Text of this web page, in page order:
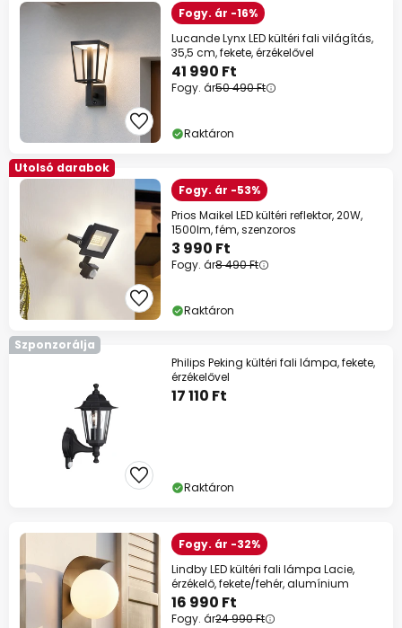
Fogy. ár -16%
Lucande Lynx LED kültéri fali világítás,
35,5 cm, fekete, érzékelővel
41 990 Ft
Fogy. ár50 490 Ft
Raktáron
Utolsó darabok
Fogy. ár -53%
Prios Maikel LED kültéri reflektor, 20W,
1500lm, fém, szenzoros
3 990 Ft
Fogy. ár8 490 Ft
Raktáron
Szponzorálja
Philips Peking kültéri fali lámpa, fekete,
érzékelővel
17 110 Ft
Raktáron
Fogy. ár -32%
Lindby LED kültéri fali lámpa Lacie,
érzékelő, fekete/fehér, alumínium
16 990 Ft
Fogy. ár24 990 Ft